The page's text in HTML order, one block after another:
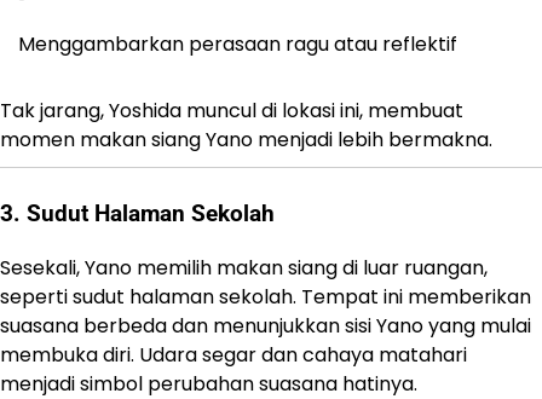
Menggambarkan perasaan ragu atau reflektif
Tak jarang, Yoshida muncul di lokasi ini, membuat
momen makan siang Yano menjadi lebih bermakna.
3. Sudut Halaman Sekolah
Sesekali, Yano memilih makan siang di luar ruangan,
seperti sudut halaman sekolah. Tempat ini memberikan
suasana berbeda dan menunjukkan sisi Yano yang mulai
membuka diri. Udara segar dan cahaya matahari
menjadi simbol perubahan suasana hatinya.